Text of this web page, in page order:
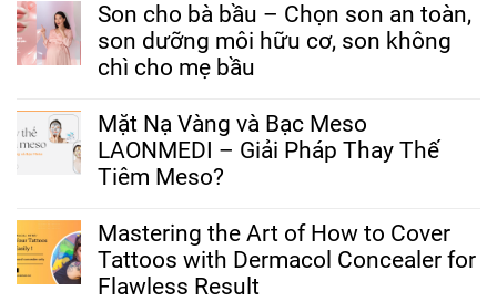
Son cho bà bầu – Chọn son an toàn,
son dưỡng môi hữu cơ, son không
chì cho mẹ bầu
Mặt Nạ Vàng và Bạc Meso
LAONMEDI – Giải Pháp Thay Thế
Tiêm Meso?
Mastering the Art of How to Cover
Tattoos with Dermacol Concealer for
Flawless Result